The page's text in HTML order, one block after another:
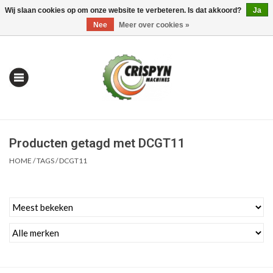
0 Artikelen - €0,00 Mijn account / Registreren
| Alles om te Meten |
Producten getagd met DCGT11
HOME /TAGS/DCGT11
Wij slaan cookies op om onze website te verbeteren. Is dat akkoord?
Ja
Nee
Meer over cookies »